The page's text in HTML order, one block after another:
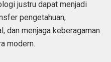
justru dapat menjadi
pengetahuan,
dan menjaga keberagaman
modern.